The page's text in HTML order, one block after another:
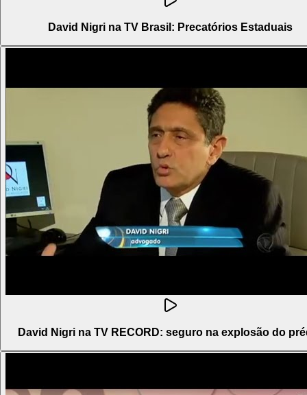
David Nigri na TV Brasil: Precatórios Estaduais
David Nigri na TV RECORD: seguro na explosão do